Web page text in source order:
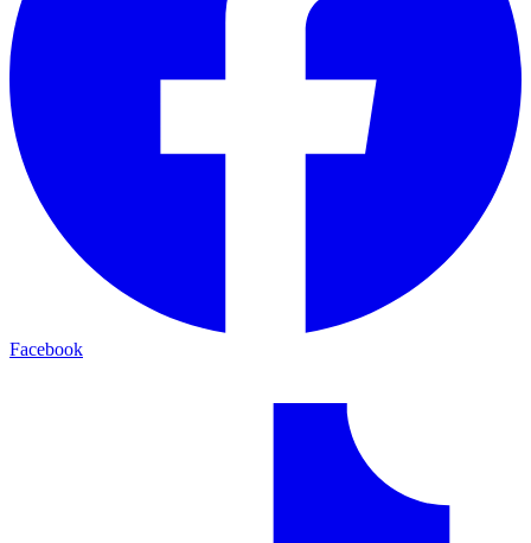
Facebook